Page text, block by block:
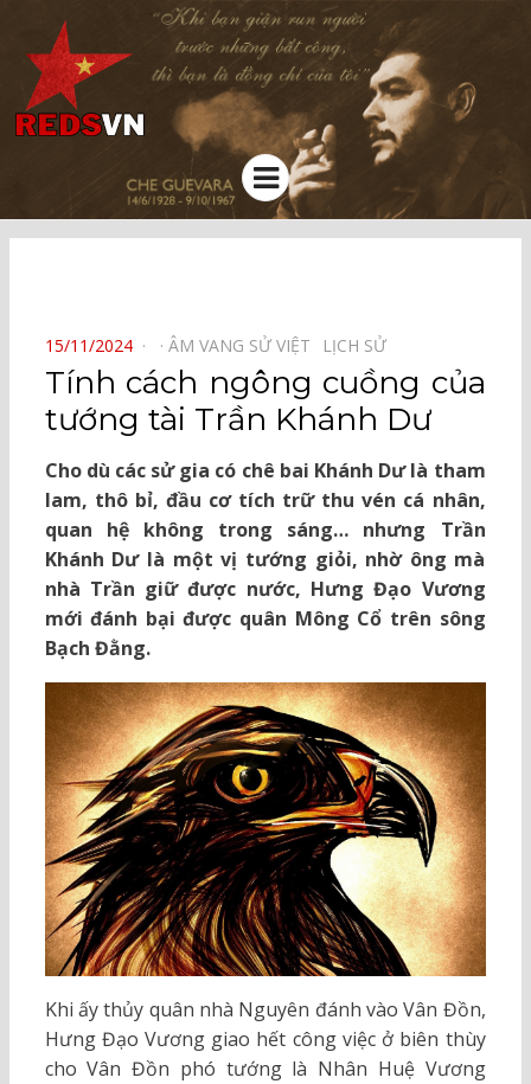
Kênh chia sẻ tri thức cộng đồng
Menu
POSTED
ON
15/11/2024 ÂM VANG SỬ VIỆT⠀ LỊCH SỬ⠀
Tính cách ngông cuồng của
tướng tài Trần Khánh Dư
Cho dù các sử gia có chê bai Khánh Dư là tham
lam, thô bỉ, đầu cơ tích trữ thu vén cá nhân,
quan hệ không trong sáng… nhưng Trần
Khánh Dư là một vị tướng giỏi, nhờ ông mà
nhà Trần giữ được nước, Hưng Đạo Vương
mới đánh bại được quân Mông Cổ trên sông
Bạch Đằng.
Khi ấy thủy quân nhà Nguyên đánh vào Vân Đồn,
Hưng Đạo Vương giao hết công việc ở biên thùy
cho Vân Đồn phó tướng là Nhân Huệ Vương